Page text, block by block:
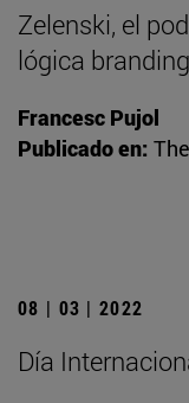
Zelenski, el
lógica branding
Francesc Pujol
Publicado en:
08 | 03 | 2022
Día